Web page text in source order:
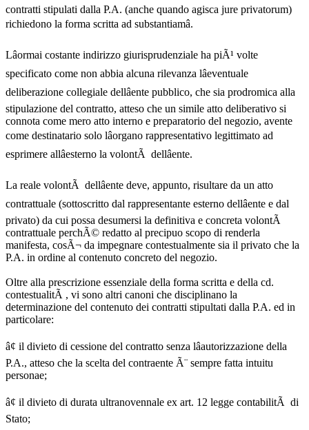
contratti stipulati dalla P.A. (anche quando agisca jure privatorum)
richiedono la forma scritta ad substantiamâ.
Lâormai costante indirizzo giurisprudenziale ha piÃ¹ volte
specificato come non abbia alcuna rilevanza lâeventuale
deliberazione collegiale dellâente pubblico, che sia prodromica alla
stipulazione del contratto, atteso che un simile atto deliberativo si
connota come mero atto interno e preparatorio del negozio, avente
come destinatario solo lâorgano rappresentativo legittimato ad
esprimere allâesterno la volontÃ dellâente.
La reale volontÃ dellâente deve, appunto, risultare da un atto
contrattuale (sottoscritto dal rappresentante esterno dellâente e dal
privato) da cui possa desumersi la definitiva e concreta volontÃ
contrattuale perchÃ© redatto al precipuo scopo di renderla
manifesta, cosÃ¬ da impegnare contestualmente sia il privato che la
P.A. in ordine al contenuto concreto del negozio.
Oltre alla prescrizione essenziale della forma scritta e della cd.
contestualitÃ , vi sono altri canoni che disciplinano la
determinazione del contenuto dei contratti stipultati dalla P.A. ed in
particolare:
â¢ il divieto di cessione del contratto senza lâautorizzazione della
P.A., atteso che la scelta del contraente Ã¨ sempre fatta intuitu
personae;
â¢ il divieto di durata ultranovennale ex art. 12 legge contabilitÃ di
Stato;